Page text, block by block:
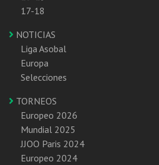
17-18
NOTICIAS
Liga Asobal
Europa
Selecciones
TORNEOS
Europeo 2026
Mundial 2025
JJOO Paris 2024
Europeo 2024